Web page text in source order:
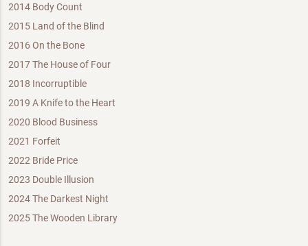
2014 Body Count
2015 Land of the Blind
2016 On the Bone
2017 The House of Four
2018 Incorruptible
2019 A Knife to the Heart
2020 Blood Business
2021 Forfeit
2022 Bride Price
2023 Double Illusion
2024 The Darkest Night
2025 The Wooden Library